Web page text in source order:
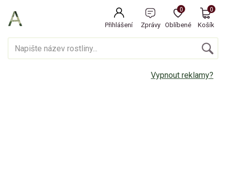
Přihlášení Zprávy Oblíbené
0
Košík
0
Vypnout reklamy?